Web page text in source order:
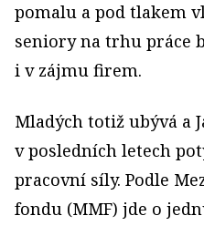
pomalu a pod tlakem
seniory na trhu práce
i v zájmu firem.
Mladých totiž ubývá a
v posledních letech
pracovní síly. Podle
fondu (MMF) jde o